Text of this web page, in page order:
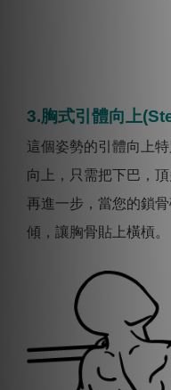
3.胸式引體向上
這個姿勢的引體向上
向上，只需把下巴，
再進一步，當您的鎖
傾，讓胸骨貼上橫槓。